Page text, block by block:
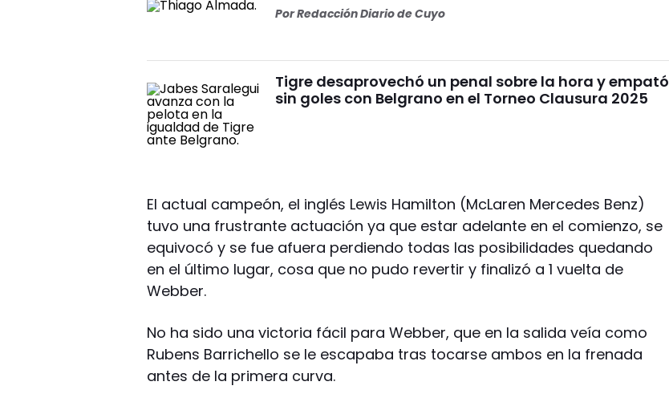
PorRedacción Diario de Cuyo
Tigre desaprovechó un penal sobre la hora y empató
sin goles con Belgrano en el Torneo Clausura 2025
El actual campeón, el inglés Lewis Hamilton (McLaren Mercedes Benz)
tuvo una frustrante actuación ya que estar adelante en el comienzo, se
equivocó y se fue afuera perdiendo todas las posibilidades quedando
en el último lugar, cosa que no pudo revertir y finalizó a 1 vuelta de
Webber.
No ha sido una victoria fácil para Webber, que en la salida veía como
Rubens Barrichello se le escapaba tras tocarse ambos en la frenada
antes de la primera curva.